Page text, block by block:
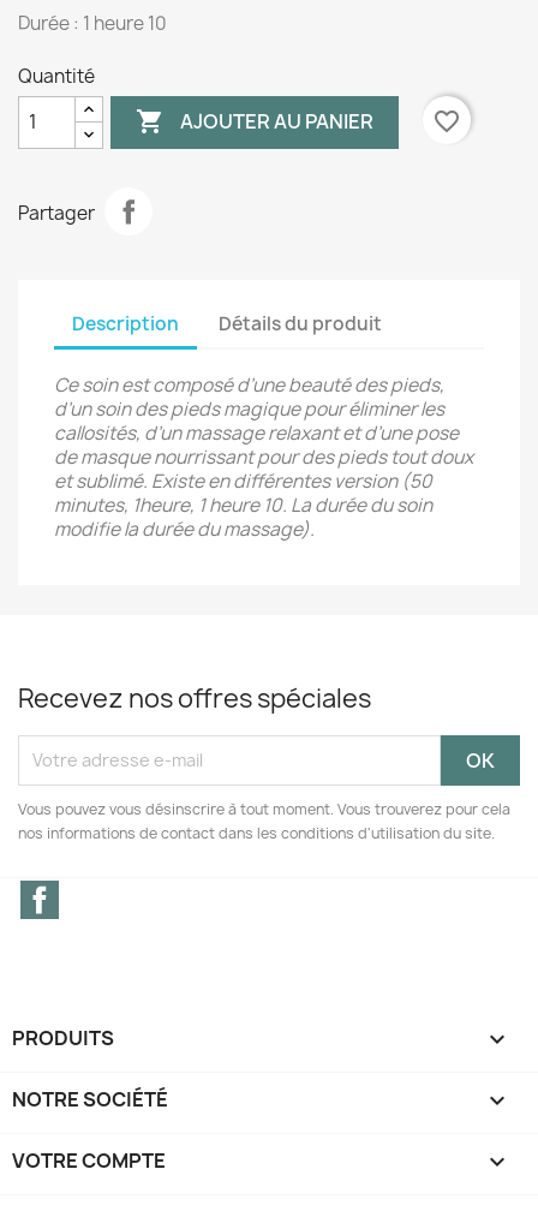
Durée : 1 heure 10
Quantité
 AJOUTER AU PANIER favorite_border
Partager
Description Détails du produit
Ce soin est composé d’une beauté des pieds,
d’un soin des pieds magique pour éliminer les
callosités, d’un massage relaxant et d’une pose
de masque nourrissant pour des pieds tout doux
et sublimé. Existe en différentes version (50
minutes, 1heure, 1 heure 10. La durée du soin
modifie la durée du massage).
Recevez nos offres spéciales
Vous pouvez vous désinscrire à tout moment. Vous trouverez pour cela
nos informations de contact dans les conditions d'utilisation du site.
PRODUITS 
NOTRE SOCIÉTÉ 
VOTRE COMPTE 